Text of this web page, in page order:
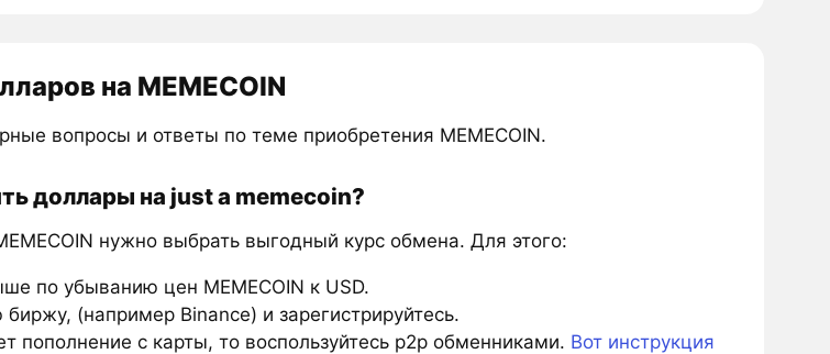
на MEMECOIN
вопросы и ответы по теме приобретения MEMECOIN.
доллары на just a memecoin?
нужно выбрать выгодный курс обмена. Для этого:
по убыванию цен MEMECOIN к USD.
(например Binance) и зарегистрируйтесь.
пополнение с карты, то воспользуйтесь p2p обменниками. Вот инструкция